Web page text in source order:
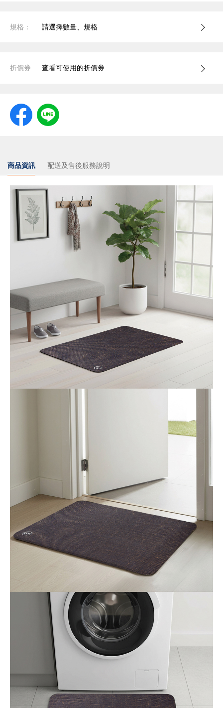
規格： 請選擇數量、規格
折價券 查看可使用的折價券
商品資訊 配送及售後服務說明